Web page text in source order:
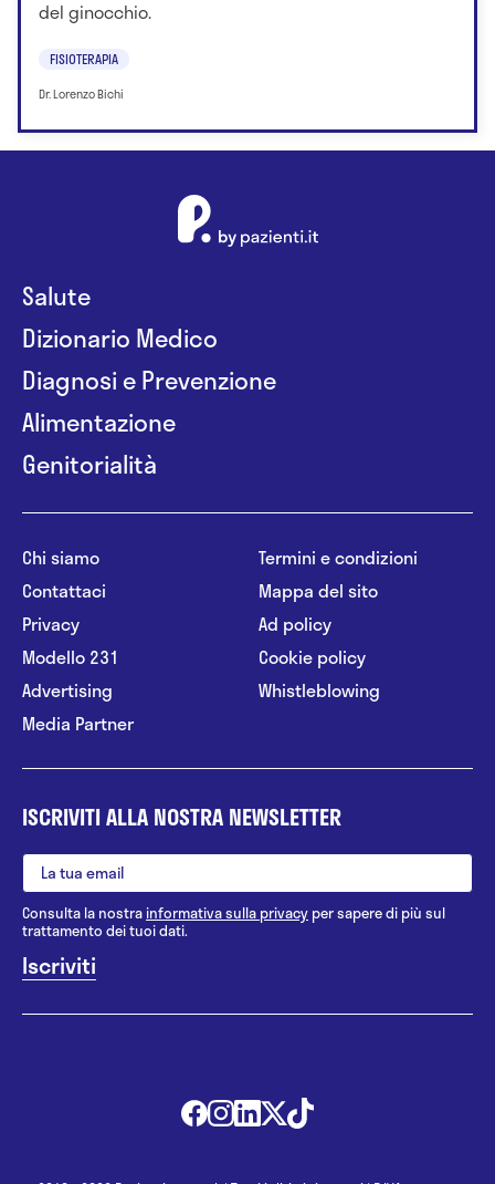
del ginocchio.
FISIOTERAPIA
Dr. Lorenzo Bichi
Salute
Dizionario Medico
Diagnosi e Prevenzione
Alimentazione
Genitorialità
Chi siamo
Contattaci
Privacy
Modello 231
Advertising
Media Partner
Termini e condizioni
Mappa del sito
Ad policy
Cookie policy
Whistleblowing
ISCRIVITI ALLA NOSTRA NEWSLETTER
Consulta la nostrainformativa sulla privacy per sapere di più sul
trattamento dei tuoi dati.